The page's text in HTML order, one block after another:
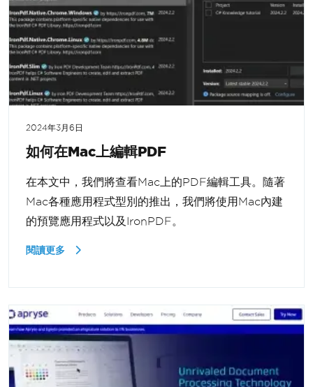
2024年3月6日
如何在Mac上編輯PDF
在本文中，我們將查看Mac上的PDF編輯工具。隨著
Mac各種應用程式型別的推出，我們將使用Mac內建
的預覽應用程式以及IronPDF。
閱讀更多